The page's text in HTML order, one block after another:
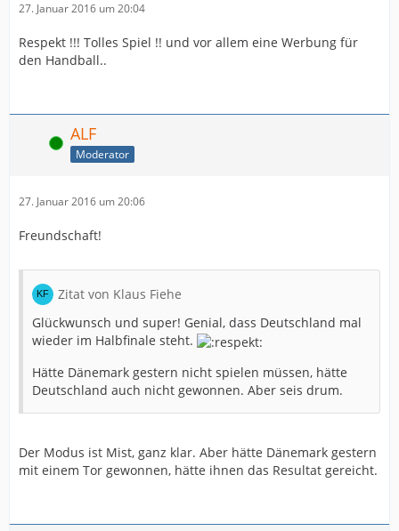
27. Januar 2016 um 20:04
Respekt !!! Tolles Spiel !! und vor allem eine Werbung für
den Handball..
Online ALF
Moderator
27. Januar 2016 um 20:06
Freundschaft!
Zitat von Klaus Fiehe
Glückwunsch und super! Genial, dass Deutschland mal
wieder im Halbfinale steht.
Hätte Dänemark gestern nicht spielen müssen, hätte
Deutschland auch nicht gewonnen. Aber seis drum.
Der Modus ist Mist, ganz klar. Aber hätte Dänemark gestern
mit einem Tor gewonnen, hätte ihnen das Resultat gereicht.